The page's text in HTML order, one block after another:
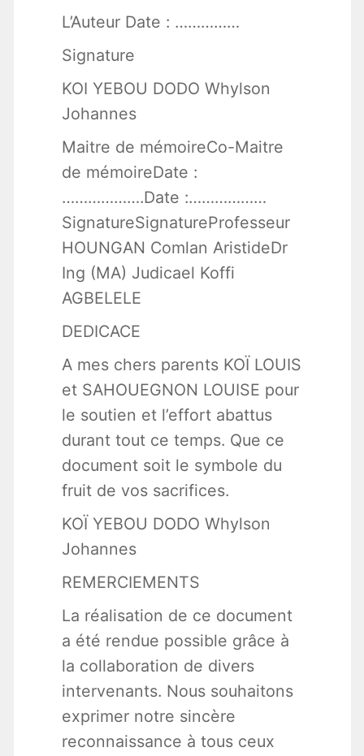
L’Auteur Date : ……………
Signature
KOI YEBOU DODO Whylson
Johannes
Maitre de mémoireCo-Maitre
de mémoireDate :
……………….Date :………………
SignatureSignatureProfesseur
HOUNGAN Comlan AristideDr
Ing (MA) Judicael Koffi
AGBELELE
DEDICACE
A mes chers parents KOÏ LOUIS
et SAHOUEGNON LOUISE pour
le soutien et l’effort abattus
durant tout ce temps. Que ce
document soit le symbole du
fruit de vos sacrifices.
KOÏ YEBOU DODO Whylson
Johannes
REMERCIEMENTS
La réalisation de ce document
a été rendue possible grâce à
la collaboration de divers
intervenants. Nous souhaitons
exprimer notre sincère
reconnaissance à tous ceux